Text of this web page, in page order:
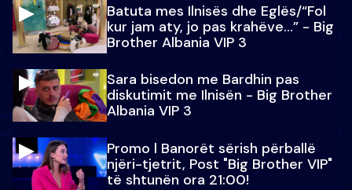
Batuta mes Ilnisës dhe Eglës/“Fol
kur jam aty, jo pas krahëve…” - Big
Brother Albania VIP 3
Sara bisedon me Bardhin pas
diskutimit me Ilnisën - Big Brother
Albania VIP 3
Promo l Banorët sërish përballë
njëri-tjetrit, Post "Big Brother VIP"
të shtunën ora 21:00!